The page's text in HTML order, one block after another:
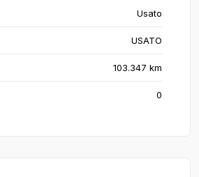
Usato
USATO
103.347 km
0